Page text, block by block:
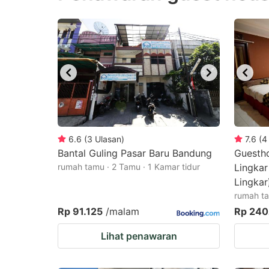
mark
key
to
get
the
keyboard
shortcuts
for
changing
6.6 (3 Ulasan)
Bantal Guling Pasar Baru Bandung
rumah tamu · 2 Tamu · 1 Kamar tidur
Rp 91.125 /malam
Lihat penawaran
7.6 (4
rumah
Rp